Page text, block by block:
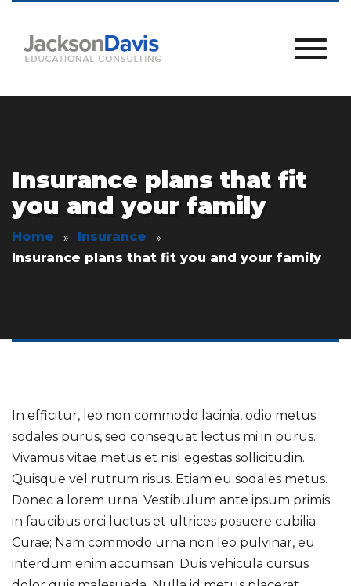
Insurance plans that fit
you and your family
Home
Insurance
Insurance plans that fit you and your family
In efficitur, leo non commodo lacinia, odio metus
sodales purus, sed consequat lectus mi in purus.
Vivamus vitae metus et nisl egestas sollicitudin.
Quisque vel rutrum risus. Etiam eu sodales metus.
Donec a lorem urna. Vestibulum ante ipsum primis
in faucibus orci luctus et ultrices posuere cubilia
Curae; Nam commodo urna non leo pulvinar, eu
interdum enim accumsan. Duis vehicula cursus